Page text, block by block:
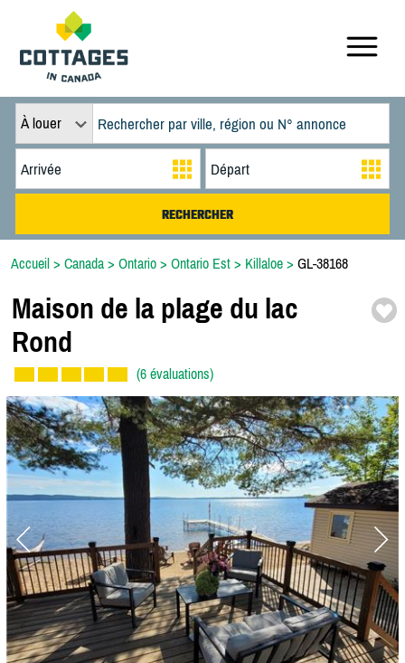
À louer
Accueil > Canada > Ontario > Ontario Est > Killaloe > GL-38168
Maison de la plage du lac
Rond
(6 évaluations)